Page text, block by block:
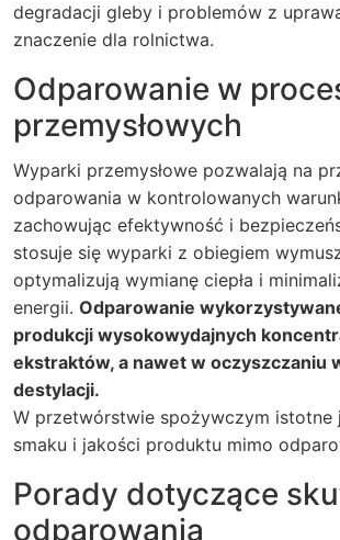
degradacji gleby i problemów z
znaczenie dla rolnictwa.
Odparowanie w
przemysłowych
Wyparki przemysłowe pozwalają na
odparowania w kontrolowanych
zachowując efektywność i
stosuje się wyparki z obiegiem
optymalizują wymianę ciepła i
energii. Odparowanie
produkcji wysokowydajnych
ekstraktów, a nawet w oczyszczaniu
destylacji.
W przetwórstwie spożywczym istotne
smaku i jakości produktu mimo
Porady dotyczące
odparowania